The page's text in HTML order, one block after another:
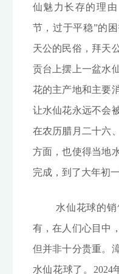
仙魅力长存的理
节，过于平稳”的
天公的民俗，拜天
贡台上摆上一盆水
花的主产地和主要
让水仙花永远不会
在农历腊月二十六
方面，也使得当地
完成，到了大年初
水仙花球的
有，在人们心目中
但并非十分贵重。
水仙花球了。2024